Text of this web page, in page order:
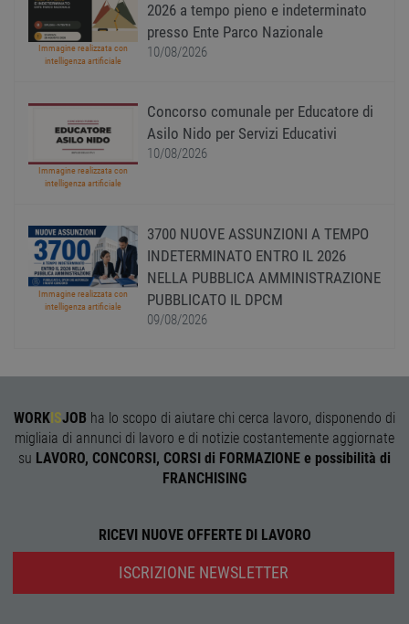
Immagine realizzata con
intelligenza artificiale
2026 a tempo pieno e indeterminato
presso Ente Parco Nazionale
10/08/2026
Immagine realizzata con
intelligenza artificiale
Concorso comunale per Educatore di
Asilo Nido per Servizi Educativi
10/08/2026
Immagine realizzata con
intelligenza artificiale
3700 NUOVE ASSUNZIONI A TEMPO
INDETERMINATO ENTRO IL 2026
NELLA PUBBLICA AMMINISTRAZIONE
PUBBLICATO IL DPCM
09/08/2026
WORKISJOB ha lo scopo di aiutare chi cerca lavoro, disponendo di
migliaia di annunci di lavoro e di notizie costantemente aggiornate
su LAVORO, CONCORSI, CORSI di FORMAZIONE e possibilità di
FRANCHISING
RICEVI NUOVE OFFERTE DI LAVORO
ISCRIZIONE NEWSLETTER
NON CLASSIFICATI
Strettamente necessari
Performance
Targeting
Funzionalità
Non classificati
sito web non può essere utilizzato correttamente
senza i cookie strettamente necessari.
Nome
Provider/Dominio Scadenza
PHPSESSID
PHP.net
di un
sito,